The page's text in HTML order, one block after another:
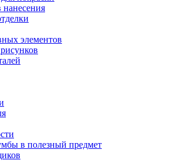
элементов
в полезный предмет